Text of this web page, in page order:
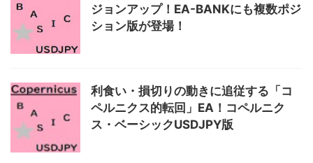
ジョンアップ！EA-BANKにも複数ポジ
ション版が登場！
利食い・損切りの動きに追従する「コ
ペルニクス的転回」EA！コペルニク
ス・ベーシックUSDJPY版